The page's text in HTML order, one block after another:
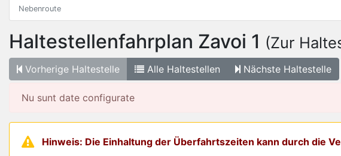
Nebenroute
Haltestellenfahrplan Zavoi 1 (Zur
Vorherige Haltestelle Alle Haltestellen Nächste Haltestelle
Nu sunt date configurate
Hinweis: Die Einhaltung der Überfahrtszeiten kann durch die